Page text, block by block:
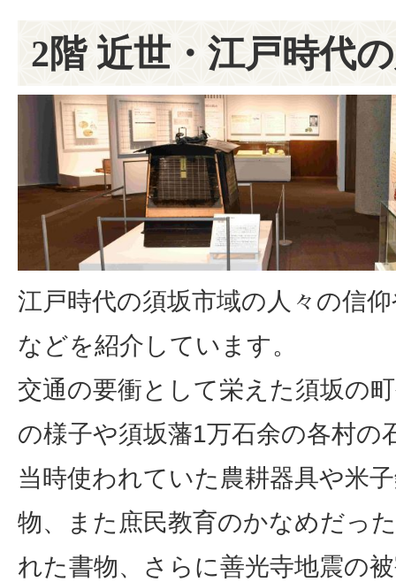
2階 近世・江戸時代
江戸時代の須坂市域の人々の信
などを紹介しています。
交通の要衝として栄えた須坂の
の様子や須坂藩1万石余の各村の
当時使われていた農耕器具や米
物、また庶民教育のかなめだっ
れた書物、さらに善光寺地震の